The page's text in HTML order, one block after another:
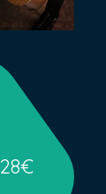
28€